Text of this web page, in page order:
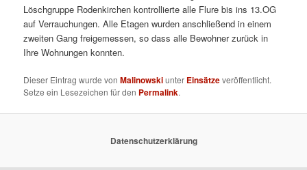
Löschgruppe Rodenkirchen kontrollierte alle Flure bis ins 13.OG
auf Verrauchungen. Alle Etagen wurden anschließend in einem
zweiten Gang freigemessen, so dass alle Bewohner zurück in
Ihre Wohnungen konnten.
Dieser Eintrag wurde vonMalinowskiunter Einsätzeveröffentlicht.
Setze ein Lesezeichen für den Permalink.
Datenschutzerklärung